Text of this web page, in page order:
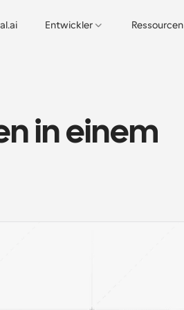
Entwickler Ressourcen
in einem